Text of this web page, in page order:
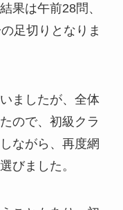
果は午前28問、
足切りとなりま
ましたが、全体
ので、初級クラ
ながら、再度網
びました。